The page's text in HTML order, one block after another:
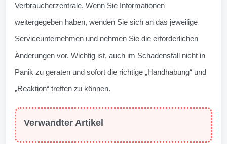
Verbraucherzentrale. Wenn Sie Informationen
weitergegeben haben, wenden Sie sich an das jeweilige
Serviceunternehmen und nehmen Sie die erforderlichen
Änderungen vor. Wichtig ist, auch im Schadensfall nicht in
Panik zu geraten und sofort die richtige „Handhabung“ und
„Reaktion“ treffen zu können.
Verwandter Artikel